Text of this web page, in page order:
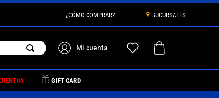
¿CÓMO COMPRAR? SUCURSALES
GIFT CARD